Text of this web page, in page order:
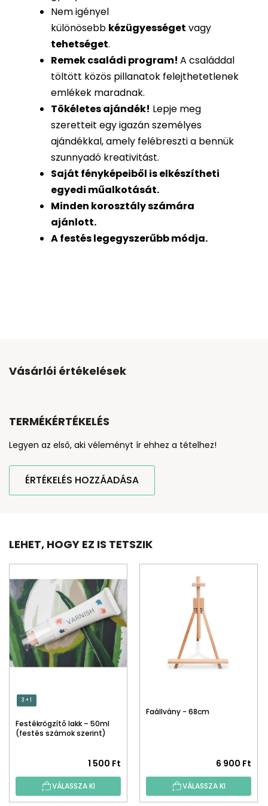
Nem igényel
különösebb kézügyességet vagy
tehetséget.
Remek családi program! A családdal
töltött közös pillanatok felejthetetlenek
emlékek maradnak.
Tökéletes ajándék! Lepje meg
szeretteit egy igazán személyes
ajándékkal, amely felébreszti a bennük
szunnyadó kreativitást.
Saját fényképeiből iselkészítheti
egyedi műalkotását.
Minden korosztály számára
ajánlott.
A festés legegyszerűbb módja.
Vásárlói értékelések
TERMÉKÉRTÉKELÉS
Legyen az első, aki véleményt ír ehhez a tételhez!
ÉRTÉKELÉS HOZZÁADÁSA
LEHET, HOGY EZ IS TETSZIK
3 + 1
Festékrögzítő lakk – 50ml
(festés számok szerint)
1 500 Ft
VÁLASSZA KI
Faállvány - 68cm
6 900 Ft
VÁLASSZA KI